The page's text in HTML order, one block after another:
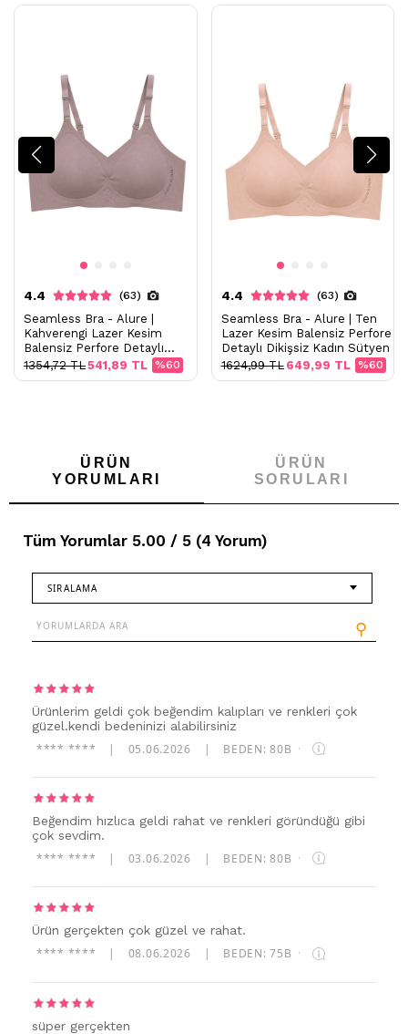
4.4 (63)
Seamless Bra - Alure |
Kahverengi Lazer Kesim
Balensiz Perfore Detaylı
Dikişsiz Kadın Sütyen
%60
541,89 TL
1354,72 TL
4.4 (63)
Seamless Bra - Alure | Ten
Lazer Kesim Balensiz Perfore
Detaylı Dikişsiz Kadın Sütyen
%60
649,99 TL
1624,99 TL
ÜRÜN
YORUMLARI
ÜRÜN
SORULARI
Tüm Yorumlar 5.00 / 5 (4 Yorum)
SIRALAMA
⚲
Ürünlerim geldi çok beğendim kalıpları ve renkleri çok
güzel.kendi bedeninizi alabilirsiniz
**** **** | 05.06.2026 | BEDEN: 80B ·
Beğendim hızlıca geldi rahat ve renkleri göründüğü gibi
çok sevdim.
**** **** | 03.06.2026 | BEDEN: 80B ·
Ürün gerçekten çok güzel ve rahat.
**** **** | 08.06.2026 | BEDEN: 75B ·
süper gerçekten